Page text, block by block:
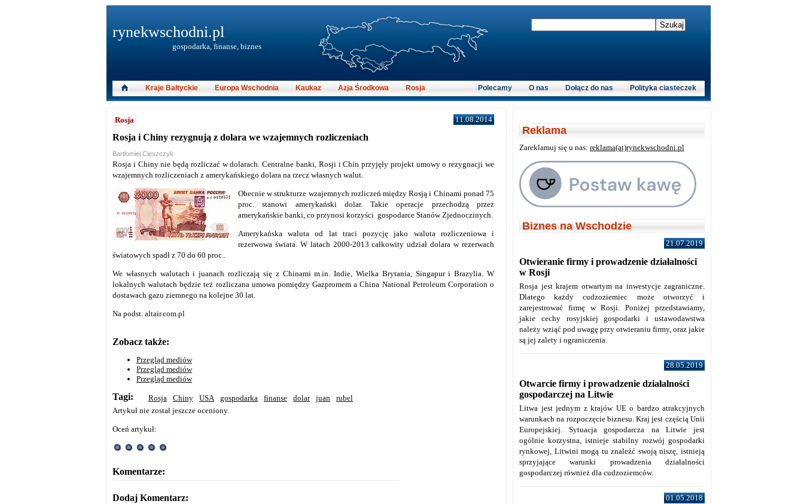
Rosja 11.08.2014
Rosja i Chiny rezygnują z dolara we wzajemnych rozliczeniach
Bartłomiej Cięszczyk
Rosja i Chiny nie będą rozliczać w dolarach. Centralne banki, Rosji i Chin przyjęły projekt umowy o rezygnacji we
wzajemnych rozliczeniach z amerykańskiego dolara na rzecz własnych walut.
Obecnie w strukturze wzajemnych rozliczeń między Rosją i Chinami ponad 75
proc. stanowi amerykański dolar. Takie operacje przechodzą przez
amerykańskie banki, co przynosi korzyści gospodarce Stanów Zjednoczinych.
Amerykańska waluta od lat traci pozycję jako waluta rozliczeniowa i
rezerwowa świata. W latach 2000-2013 całkowity udział dolara w rezerwach
światowych spadł z 70 do 60 proc..
We własnych walutach i juanach rozliczają się z Chinami m.in. Indie, Wielka Brytania, Singapur i Brazylia. W
lokalnych walutach będzie też rozliczana umowa pomiędzy Gazpromem a China National Petroleum Corporation o
dostawach gazu ziemnego na kolejne 30 lat.
Na podst. altair.com.pl
Zobacz także:
Przegląd mediów
Przegląd mediów
Przegląd mediów
Tagi: Rosja Chiny USA gospodarka finanse dolar juan
rubel
Artykuł nie został jeszcze oceniony.
Oceń artykuł:
Komentarze:
Dodaj Komentarz:
rynekwschodni.pl
gospodarka, finanse, biznes
Kraje Bałtyckie Europa Wschodnia Kaukaz Azja Środkowa Rosja Polityka ciasteczek
Dołącz do nas
O nas
Polecamy
Reklama
Zareklamuj się u nas: reklama(at)rynekwschodni.pl
Biznes na Wschodzie
21.07.2019
Otwieranie firmy i prowadzenie działalności
w Rosji
Rosja jest krajem otwartym na inwestycje zagraniczne.
Dlatego każdy cudzoziemiec może otworzyć i
zarejestrować firmę w Rosji. Poniżej przedstawiamy,
jakie cechy rosyjskiej gospodarki i ustawodawstwa
należy wziąć pod uwagę przy otwieraniu firmy, oraz jakie
są jej zalety i ograniczenia.
28.05.2019
Otwarcie firmy i prowadzenie działalności
gospodarczej na Litwie
Litwa jest jednym z krajów UE o bardzo atrakcyjnych
warunkach na rozpoczęcie biznesu. Kraj jest częścią Unii
Europejskiej. Sytuacja gospodarcza na Litwie jest
ogólnie korzystna, istnieje stabilny rozwój gospodarki
rynkowej, Litwini mogą tu znaleźć swoją niszę, istnieją
sprzyjające warunki prowadzenia działalności
gospodarczej również dla cudzoziemców.
01.05.2018